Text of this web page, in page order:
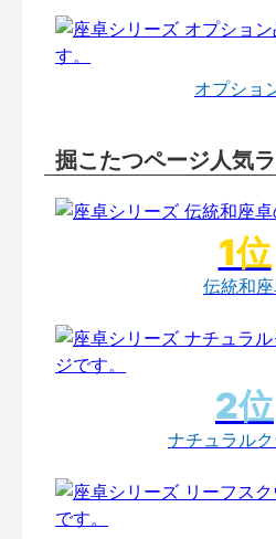
オプショ
掘こたつページ人気
伝統和
ナチュラルク